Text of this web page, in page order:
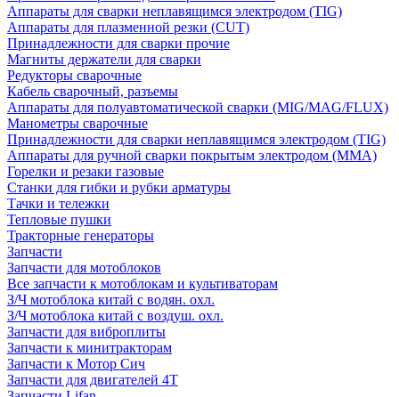
Аппараты для сварки неплавящимся электродом (TIG)
Аппараты для плазменной резки (CUT)
Принадлежности для сварки прочие
Магниты держатели для сварки
Редукторы сварочные
Кабель сварочный, разъемы
Аппараты для полуавтоматической сварки (MIG/MAG/FLUX)
Манометры сварочные
Принадлежности для сварки неплавящимся электродом (TIG)
Аппараты для ручной сварки покрытым электродом (MMA)
Горелки и резаки газовые
Станки для гибки и рубки арматуры
Тачки и тележки
Тепловые пушки
Тракторные генераторы
Запчасти
Запчасти для мотоблоков
Все запчасти к мотоблокам и культиваторам
З/Ч мотоблока китай с водян. охл.
З/Ч мотоблока китай с воздуш. охл.
Запчасти для виброплиты
Запчасти к минитракторам
Запчасти к Мотор Сич
Запчасти для двигателей 4Т